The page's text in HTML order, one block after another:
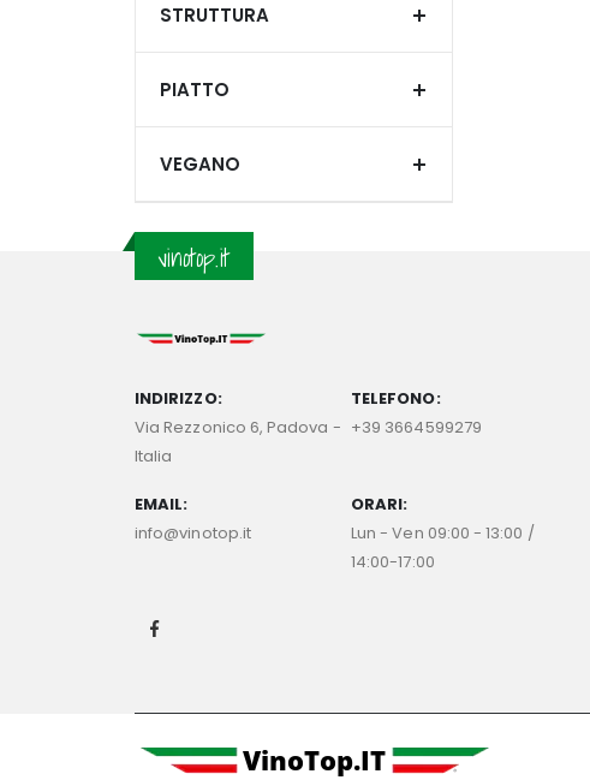
STRUTTURA
PIATTO
VEGANO
vinotop.it
INDIRIZZO:
Via Rezzonico 6, Padova -
Italia
TELEFONO:
+39 3664599279
EMAIL:
info@vinotop.it
ORARI:
Lun - Ven 09:00 - 13:00 /
14:00-17:00